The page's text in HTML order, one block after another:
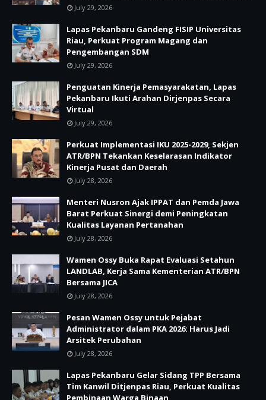
July 29, 2026
Lapas Pekanbaru Gandeng FISIP Universitas
Riau, Perkuat Program Magang dan
Pengembangan SDM
July 29, 2026
Penguatan Kinerja Pemasyarakatan, Lapas
Pekanbaru Ikuti Arahan Dirjenpas Secara
Virtual
July 29, 2026
Perkuat Implementasi IKU 2025-2029, Sekjen
ATR/BPN Tekankan Keselarasan Indikator
Kinerja Pusat dan Daerah
July 28, 2026
Menteri Nusron Ajak IPPAT dan Pemda Jawa
Barat Perkuat Sinergi demi Peningkatan
Kualitas Layanan Pertanahan
July 28, 2026
Wamen Ossy Buka Rapat Evaluasi Setahun
LANDLAB, Kerja Sama Kementerian ATR/BPN
Bersama JICA
July 28, 2026
Pesan Wamen Ossy untuk Pejabat
Administrator dalam PKA 2026: Harus Jadi
Arsitek Perubahan
July 28, 2026
Lapas Pekanbaru Gelar Sidang TPP Bersama
Tim Kanwil Ditjenpas Riau, Perkuat Kualitas
Pembinaan Warga Binaan